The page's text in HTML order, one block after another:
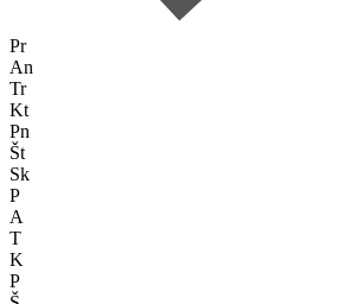
Pr
An
Tr
Kt
Pn
Št
Sk
P
A
T
K
P